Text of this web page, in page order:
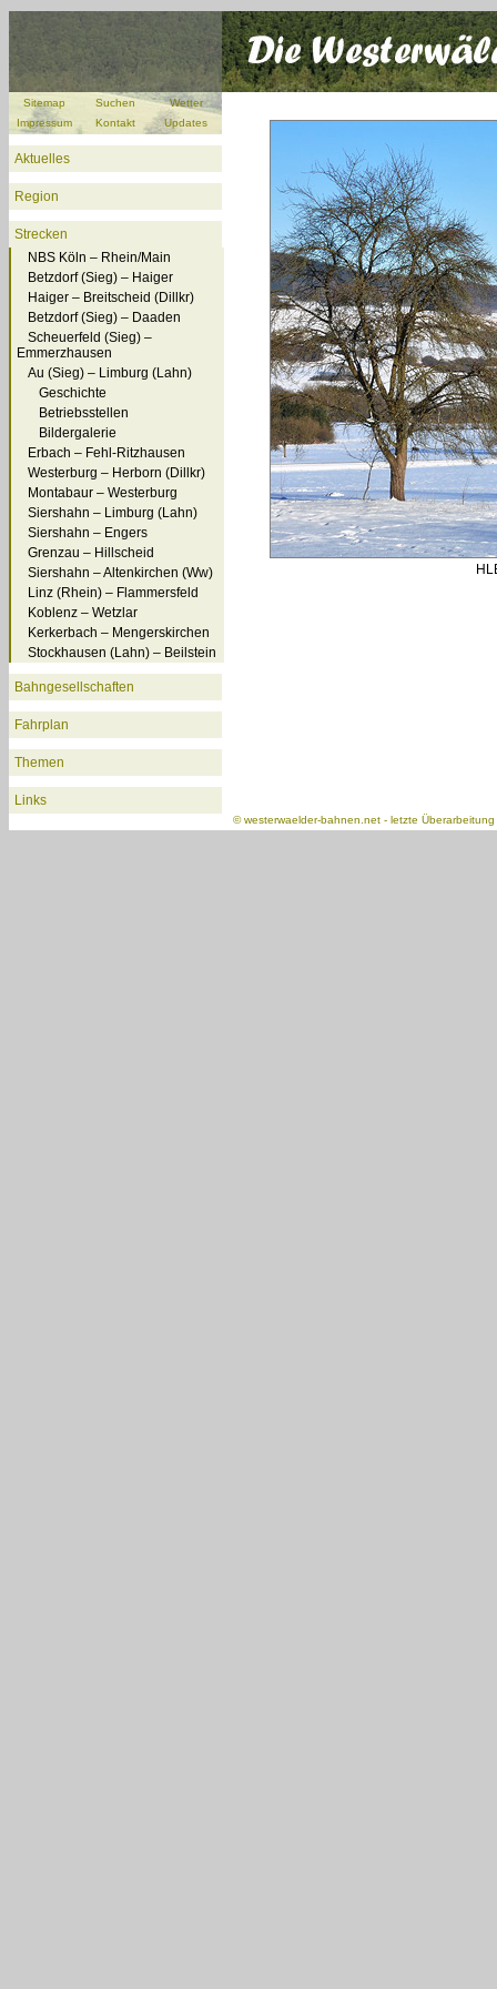
Sitemap Suchen
Wetter
Impressum
Kontakt Updates
Aktuelles
Region
Strecken
NBS Köln – Rhein/Main
Betzdorf (Sieg) – Haiger
Haiger – Breitscheid (Dillkr)
Betzdorf (Sieg) – Daaden
Scheuerfeld (Sieg) –
Emmerzhausen
Au (Sieg) – Limburg (Lahn)
Geschichte
Betriebsstellen
Bildergalerie
Erbach – Fehl-Ritzhausen
Westerburg – Herborn (Dillkr)
Montabaur – Westerburg
Siershahn – Limburg (Lahn)
Siershahn – Engers
Grenzau – Hillscheid
Siershahn – Altenkirchen (Ww)
Linz (Rhein) – Flammersfeld
Koblenz – Wetzlar
Kerkerbach – Mengerskirchen
Stockhausen (Lahn) – Beilstein
Bahngesellschaften
Fahrplan
Themen
Links
©westerwaelder-bahnen.net - letzte